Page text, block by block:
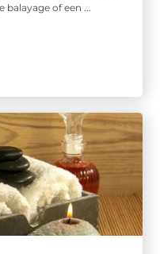
of een ...